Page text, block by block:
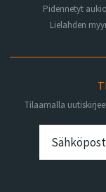
Pidennetyt
Lielahden
Tilaamalla